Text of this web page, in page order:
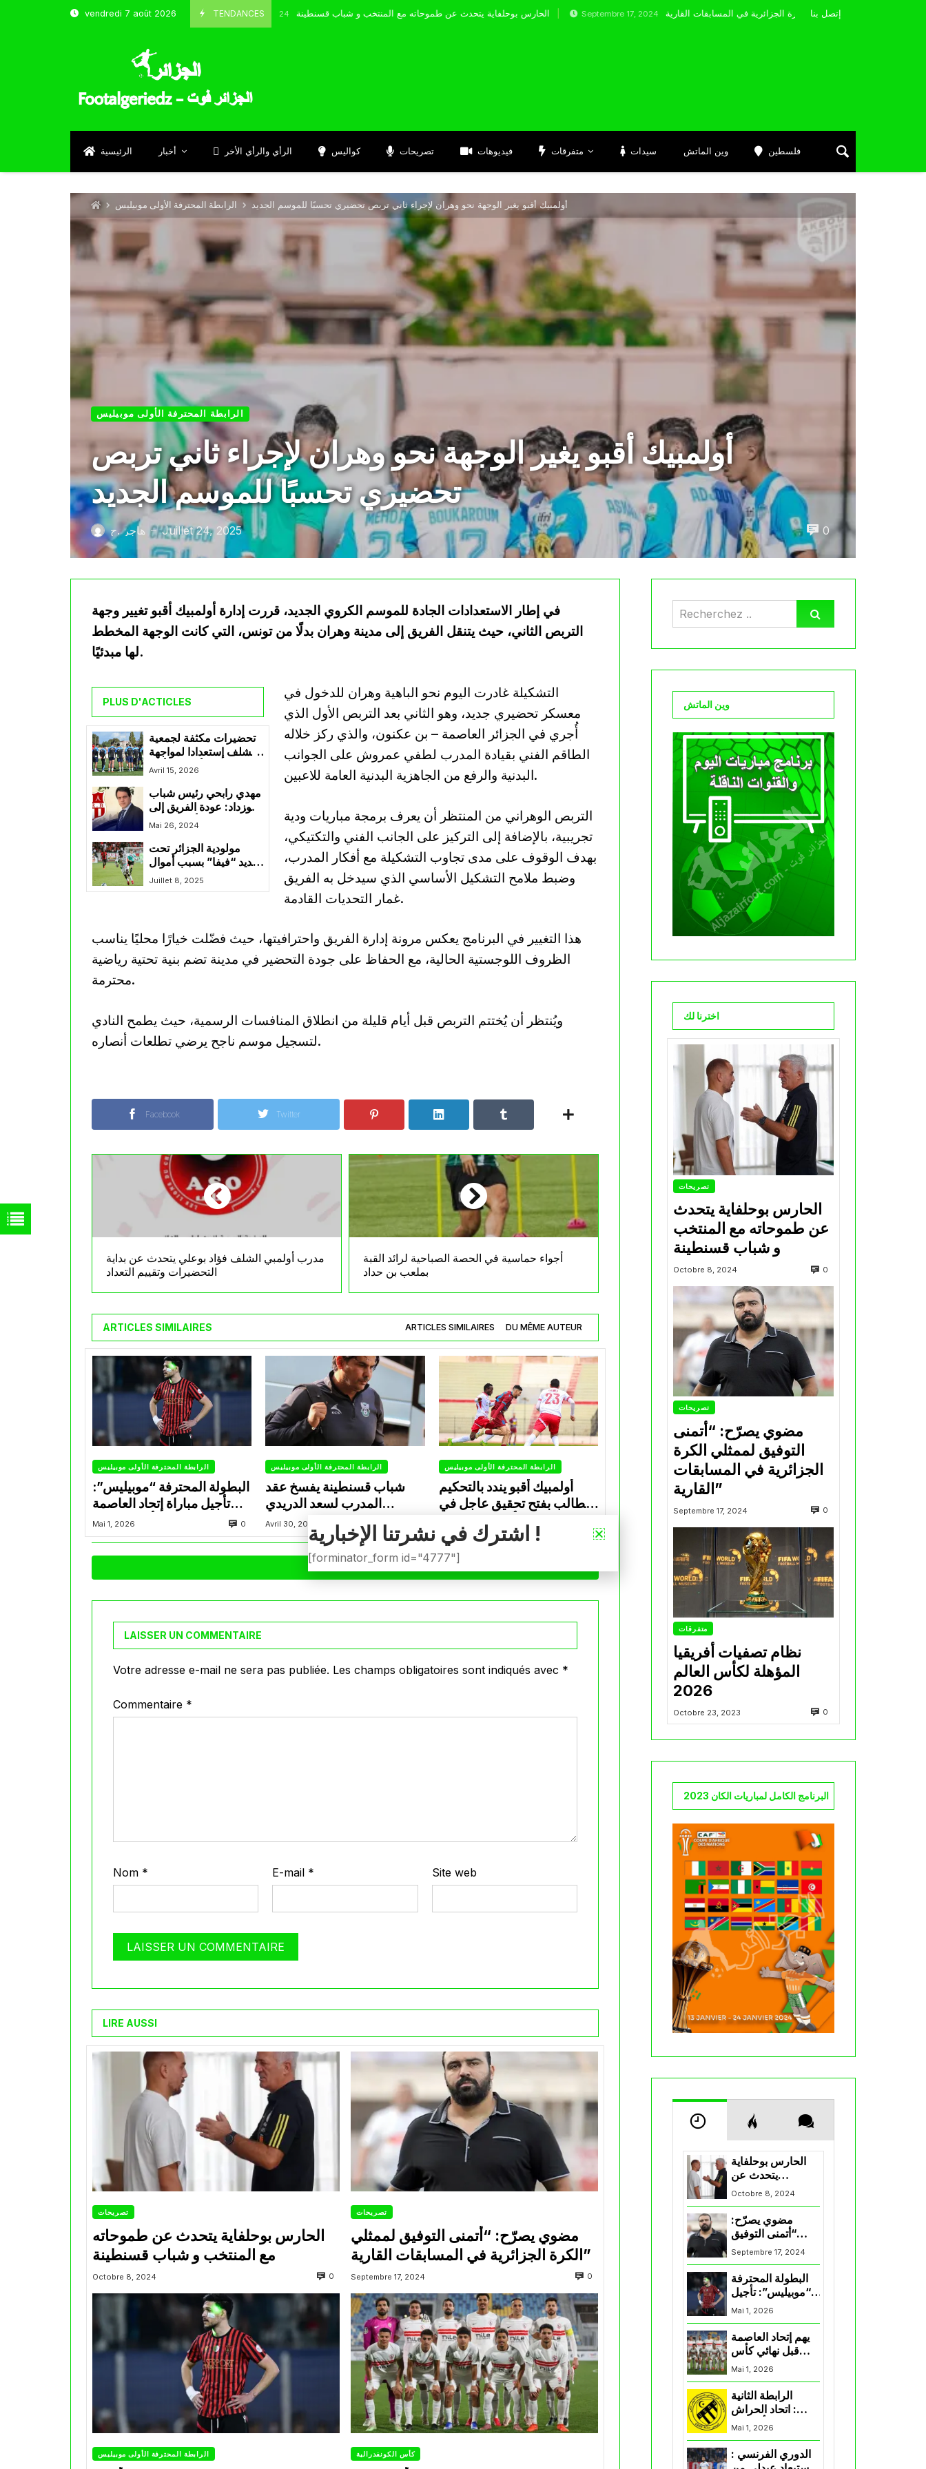
vendredi 7 août 2026 TENDANCES
Octobre 8, 2024 الحارس بوحلفاية يتحدث عن طموحاته مع المنتخب و شباب قسنطينة Septembre 17, 2024 إتصل بنا
الرئيسية أخبار الرأي والرأي الأخر كواليس تصريحات فيديوهات متفرقات سيدات وين الماتش فلسطين
الرابطة المحترفة الأولى موبيليس أولمبيك أقبو يغير الوجهة نحو وهران لإجراء ثاني تربص تحضيري تحسبًا للموسم الجديد
الرابطة المحترفة الأولى موبيليس
أولمبيك أقبو يغير الوجهة نحو وهران لإجراء ثاني تربص
تحضيري تحسبًا للموسم الجديد
هاجر .ح — Juillet 24, 2025 0
في إطار الاستعدادات الجادة للموسم الكروي الجديد، قررت إدارة أولمبيك أقبو تغيير وجهة
التربص الثاني، حيث يتنقل الفريق إلى مدينة وهران بدلًا من تونس، التي كانت الوجهة المخطط
لها مبدئيًا.
PLUS D'ACTICLES
تحضيرات مكثفة لجمعية
الشلف إستعدادا لمواجهة
أولمبيك أقبو
Avril 15, 2026
مهدي رابحي رئيس شباب
بلوزداد: عودة الفريق إلى
ملعب 20 أوت فرصة
أداء متميز
Mai 26, 2024
مولودية الجزائر تحت
تهديد “فيفا” بسبب أموال
تحويل بانغورا
Juillet 8, 2025
التشكيلة غادرت اليوم نحو الباهية وهران للدخول في
معسكر تحضيري جديد، وهو الثاني بعد التربص الأول الذي
أُجري في الجزائر العاصمة – بن عكنون، والذي ركز خلاله
الطاقم الفني بقيادة المدرب لطفي عمروش على الجوانب
البدنية والرفع من الجاهزية البدنية العامة للاعبين.
التربص الوهراني من المنتظر أن يعرف برمجة مباريات ودية
تجريبية، بالإضافة إلى التركيز على الجانب الفني والتكتيكي،
بهدف الوقوف على مدى تجاوب التشكيلة مع أفكار المدرب،
وضبط ملامح التشكيل الأساسي الذي سيدخل به الفريق
غمار التحديات القادمة.
هذا التغيير في البرنامج يعكس مرونة إدارة الفريق واحترافيتها، حيث فضّلت خيارًا محليًا يناسب
الظروف اللوجستية الحالية، مع الحفاظ على جودة التحضير في مدينة تضم بنية تحتية رياضية
محترمة.
ويُنتظر أن يُختتم التربص قبل أيام قليلة من انطلاق المنافسات الرسمية، حيث يطمح النادي
لتسجيل موسم ناجح يرضي تطلعات أنصاره.
Facebook Twitter
مدرب أولمبي الشلف فؤاد بوعلي يتحدث عن بداية
التحضيرات وتقييم التعداد
أجواء حماسية في الحصة الصباحية لرائد القبة
بملعب بن حداد
ARTICLES SIMILAIRES ARTICLES SIMILAIRES DU MÊME AUTEUR
الرابطة المحترفة الأولى موبيليس
البطولة المحترفة “موبيليس”:
تأجيل مباراة إتحاد العاصمة
وأتلتيك بارادو
Mai 1, 2026 0
الرابطة المحترفة الأولى موبيليس
شباب قسنطينة يفسخ عقد
المدرب لسعد الدريدي
بالتراضي
Avril 30, 2026
الرابطة المحترفة الأولى موبيليس
أولمبيك أقبو يندد بالتحكيم
ويطالب بفتح تحقيق عاجل في
الفريق
Avril 29, 2026
LAISSER UN COMMENTAIRE
Votre adresse e-mail ne sera pas publiée. Les champs obligatoires sont indiqués avec *
Commentaire *
Nom * E-mail * Site web
LIRE AUSSI
تصريحات
الحارس بوحلفاية يتحدث عن طموحاته
مع المنتخب و شباب قسنطينة
Octobre 8, 2024 0
تصريحات
مضوي يصرّح: “أتمنى التوفيق لممثلي
الكرة الجزائرية في المسابقات القارية”
Septembre 17, 2024 0
الرابطة المحترفة الأولى موبيليس كأس الكونفدرالية
وين الماتش
اخترنا لك
تصريحات
الحارس بوحلفاية يتحدث
عن طموحاته مع المنتخب
و شباب قسنطينة
Octobre 8, 2024 0
تصريحات
مضوي يصرّح: “أتمنى
التوفيق لممثلي الكرة
الجزائرية في المسابقات
القارية”
Septembre 17, 2024 0
متفرقات
نظام تصفيات أفريقيا
المؤهلة لكأس العالم
2026
Octobre 23, 2023 0
البرنامج الكامل لمباريات الكان 2023
الحارس بوحلفاية
يتحدث عن
طموحاته مع
المنتخب و شباب
قسنطينة
Octobre 8, 2024
مضوي يصرّح:
“أتمنى التوفيق
لممثلي الكرة
الجزائرية في
Septembre 17, 2024
البطولة المحترفة
“موبيليس”: تأجيل
مباراة إتحاد
العاصمة وأتلتيك
بارادو
Mai 1, 2026
يهم إتحاد العاصمة
قبل نهائي كأس
اكاف : الزمالك
يسقط بثلاثية أمام
Mai 1, 2026
الرابطة الثانية
: اتحاد الحراش
يحسم التأهل إلى
“البلاي أوف”
Mai 1, 2026
الدوري الفرنسي :
اشترك في نشرتنا الإخبارية !
[forminator_form id="4777"]